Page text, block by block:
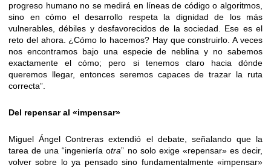
progreso humano no se medirá en líneas de código o algoritmos,
sino en cómo el desarrollo respeta la dignidad de los más
vulnerables, débiles y desfavorecidos de la sociedad. Ese es el
reto del ahora. ¿Cómo lo hacemos? Hay que construirlo. A veces
nos encontramos bajo una especie de neblina y no sabemos
exactamente el cómo; pero si tenemos claro hacia dónde
queremos llegar, entonces seremos capaces de trazar la ruta
correcta”.
Del repensar al «impensar»
Miguel Ángel Contreras extendió el debate, señalando que la
tarea de una “ingeniería otra” no solo exige «repensar» es decir,
volver sobre lo ya pensado sino fundamentalmente «impensar»